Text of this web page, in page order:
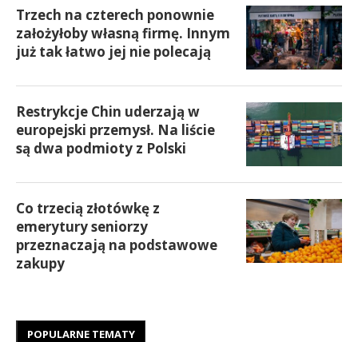
Trzech na czterech ponownie
założyłoby własną firmę. Innym
już tak łatwo jej nie polecają
Restrykcje Chin uderzają w
europejski przemysł. Na liście
są dwa podmioty z Polski
Co trzecią złotówkę z
emerytury seniorzy
przeznaczają na podstawowe
zakupy
POPULARNE TEMATY